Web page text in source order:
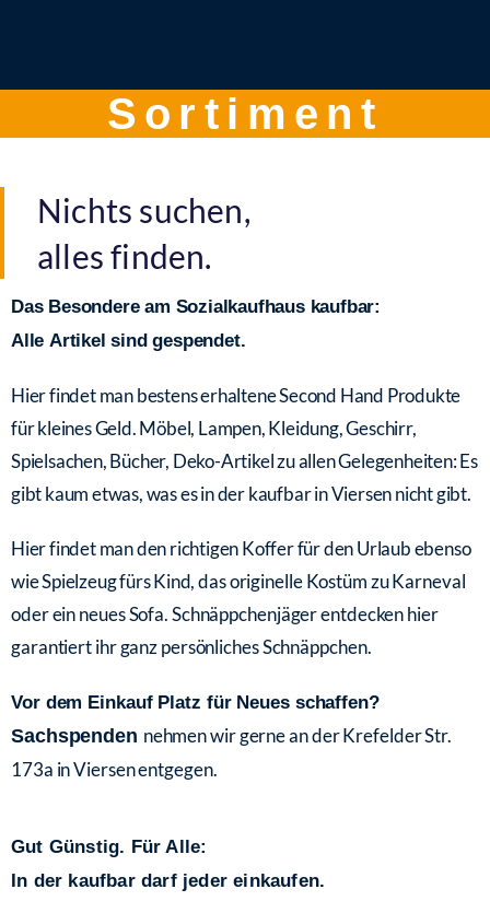
Sortiment
Nichts suchen,
alles finden.
Das Besondere am Sozialkaufhaus kaufbar:
Alle Artikel sind gespendet.
Hier findet man bestens erhaltene Second Hand Produkte
für kleines Geld. Möbel, Lampen, Kleidung, Geschirr,
Spielsachen, Bücher, Deko-Artikel zu allen Gelegenheiten: Es
gibt kaum etwas, was es in der kaufbar in Viersen nicht gibt.
Hier findet man den richtigen Koffer für den Urlaub ebenso
wie Spielzeug fürs Kind,das originelle Kostüm zu Karneval
oder ein neues Sofa. Schnäppchenjäger entdecken hier
garantiert ihr ganz persönliches Schnäppchen.
Vor dem Einkauf Platz für Neues schaffen?
Sachspenden nehmen wir gerne an der Krefelder Str.
173a in Viersen entgegen.
Gut Günstig. Für Alle:
In der kaufbar darf jeder einkaufen.